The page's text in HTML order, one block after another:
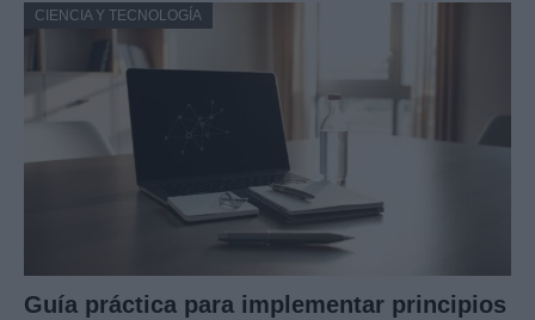
CIENCIA Y TECNOLOGÍA
Guía práctica para implementar principios